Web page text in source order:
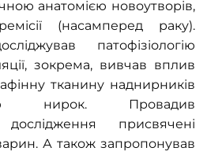
анатомією новоутворів,
(насамперед раку).
патофізіологію
зокрема, вивчав вплив
тканину наднирників
нирок. Провадив
дослідження присвячені
А також запропонував